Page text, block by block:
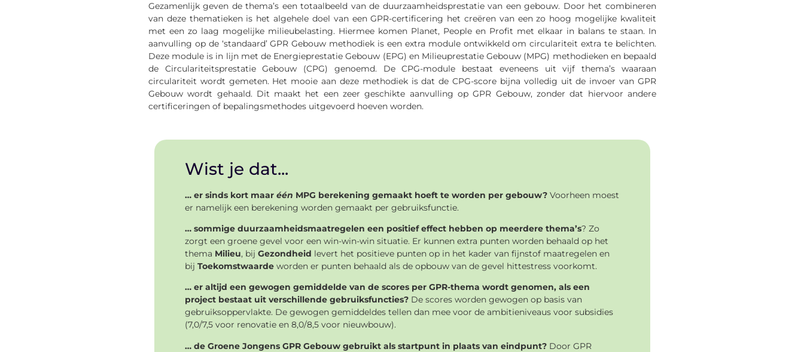
Gezamenlijk geven de thema’s een totaalbeeld van de duurzaamheidsprestatie van een gebouw. Door het combineren
van deze thematieken is het algehele doel van een GPR-certificering het creëren van een zo hoog mogelijke kwaliteit
met een zo laag mogelijke milieubelasting. Hiermee komen Planet, People en Profit met elkaar in balans te staan. In
aanvulling op de ‘standaard’ GPR Gebouw methodiek is een extra module ontwikkeld om circulariteit extra te belichten.
Deze module is in lijn met de Energieprestatie Gebouw (EPG) en Milieuprestatie Gebouw (MPG) methodieken en bepaald
de Circulariteitsprestatie Gebouw (CPG) genoemd. De CPG-module bestaat eveneens uit vijf thema’s waaraan
circulariteit wordt gemeten. Het mooie aan deze methodiek is dat de CPG-score bijna volledig uit de invoer van GPR
Gebouw wordt gehaald. Dit maakt het een zeer geschikte aanvulling op GPR Gebouw, zonder dat hiervoor andere
certificeringen of bepalingsmethodes uitgevoerd hoeven worden.
Wist je dat...
… er sinds kort maaréén MPG berekening gemaakt hoeft te worden per gebouw? Voorheen moest
er namelijk een berekening worden gemaakt per gebruiksfunctie.
… sommige duurzaamheidsmaatregelen een positief effect hebben op meerdere thema’s? Zo
zorgt een groene gevel voor een win-win-win situatie. Er kunnen extra punten worden behaald op het
thema Milieu, bijGezondheid levert het positieve punten op in het kader van fijnstof maatregelen en
bijToekomstwaarde worden er punten behaald als de opbouw van de gevel hittestress voorkomt.
… er altijd een gewogen gemiddelde van de scores per GPR-thema wordt genomen, als een
project bestaat uit verschillende gebruiksfuncties? De scores worden gewogen op basis van
gebruiksoppervlakte. De gewogen gemiddeldes tellen dan mee voor de ambitieniveaus voor subsidies
(7,0/7,5 voor renovatie en 8,0/8,5 voor nieuwbouw).
… de Groene Jongens GPR Gebouw gebruikt als startpunt in plaats van eindpunt? Door GPR